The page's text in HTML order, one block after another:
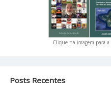
Clique na imagem para a
Posts Recentes